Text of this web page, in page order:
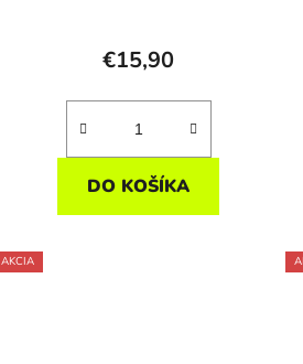
€15,90
DO KOŠÍKA
AKCIA